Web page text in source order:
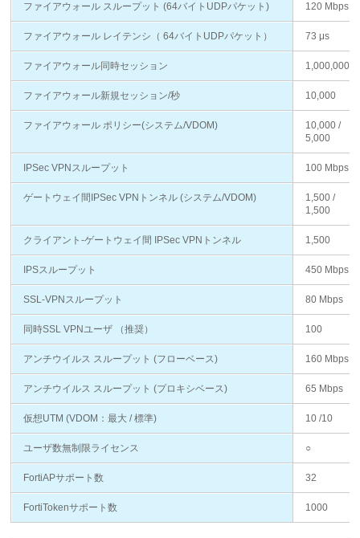
ファイアウォール スループット (64バイトUDPパケット) 120 Mbps
ファイアウォール レイテンシ（ 64バイトUDPパケット） 73 μs
ファイアウォール同時セッション 1,000,000
ファイアウォール新規セッション/秒 10,000
ファイアウォール ポリシー(システム/VDOM)
10,000 /
5,000
IPSec VPNスループット 100 Mbps
ゲートウェイ間IPSec VPNトンネル (システム/VDOM)
1,500 /
1,500
クライアント-ゲートウェイ間 IPSec VPNトンネル 1,500
IPSスループット 450 Mbps
SSL-VPNスループット 80 Mbps
同時SSL VPNユーザ （推奨） 100
アンチウイルス スループット (フローベース) 160 Mbps
アンチウイルス スループット (プロキシベース) 65 Mbps
仮想UTM (VDOM：最大 / 標準) 10 /10
ユーザ数無制限ライセンス ○
FortiAPサポート数 32
FortiTokenサポート数 1000